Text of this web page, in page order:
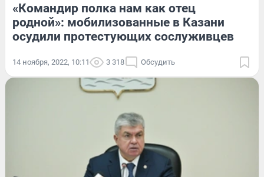
«Командир полка нам как отец
родной»: мобилизованные в Казани
осудили протестующих сослуживцев
14 ноября, 2022, 10:11 3 318 Обсудить